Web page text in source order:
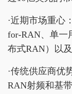
·近期市场重心
for-RAN、单一
布式RAN）以及
·传统供应商优
RAN射频和基